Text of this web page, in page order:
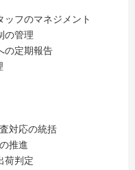
ッフのマネジメント
の管理
の定期報告
対応の統括
推進
荷判定